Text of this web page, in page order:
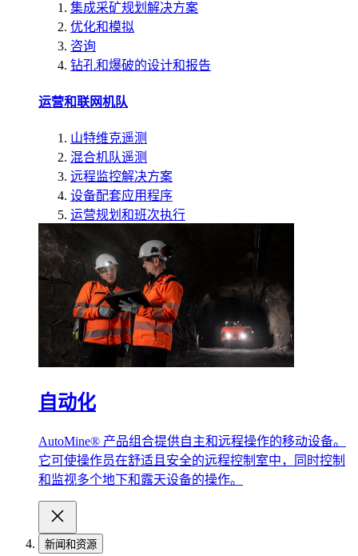
集成采矿规划解决方案
优化和模拟
咨询
钻孔和爆破的设计和报告
运营和联网机队
山特维克遥测
混合机队遥测
远程监控解决方案
设备配套应用程序
运营规划和班次执行
自动化
AutoMine® 产品组合提供自主和远程操作的移动设备。
它可使操作员在舒适且安全的远程控制室中，同时控制
和监视多个地下和露天设备的操作。
新闻和资源